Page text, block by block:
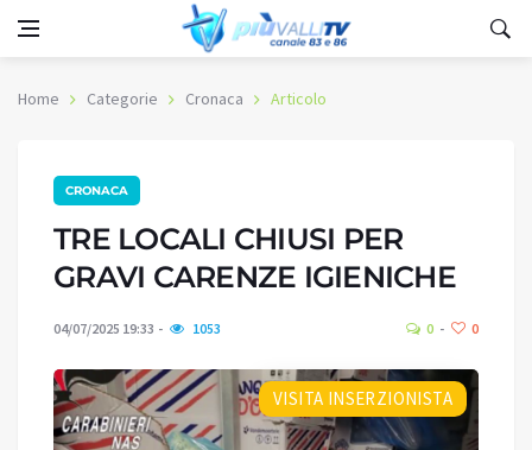
Home Categorie Cronaca Articolo
CRONACA
TRE LOCALI CHIUSI PER
GRAVI CARENZE IGIENICHE
04/07/2025 19:33 1053 0 0
VISITA INSERZIONISTA